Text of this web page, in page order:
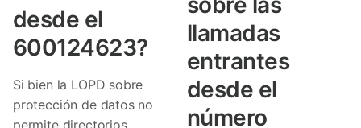
desde el
600124623?
Si bien la LOPD sobre
protección de datos no
permite directorios
llamadas
entrantes
desde el
número